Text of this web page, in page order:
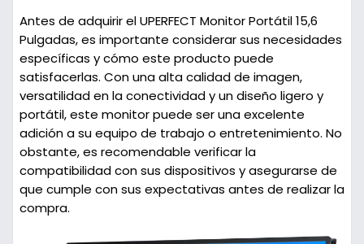
Antes de adquirir el UPERFECT Monitor Portátil 15,6
Pulgadas, es importante considerar sus necesidades
específicas y cómo este producto puede
satisfacerlas. Con una alta calidad de imagen,
versatilidad en la conectividad y un diseño ligero y
portátil, este monitor puede ser una excelente
adición a su equipo de trabajo o entretenimiento. No
obstante, es recomendable verificar la
compatibilidad con sus dispositivos y asegurarse de
que cumple con sus expectativas antes de realizar la
compra.